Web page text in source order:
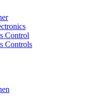
Control
Controls